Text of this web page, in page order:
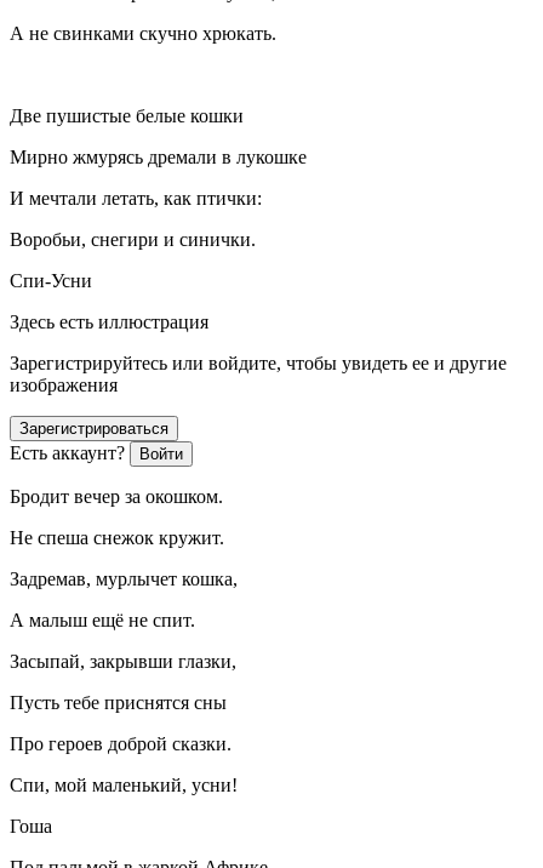
А не свинками скучно хрюкать.
Две пушистые белые кошки
Мирно жмурясь дремали в лукошке
И мечтали летать, как птички:
Воробьи, снегири и синички.
Спи-Усни
Здесь есть иллюстрация
Зарегистрируйтесь или войдите, чтобы увидеть ее и другие
изображения
Зарегистрироваться
Есть аккаунт? Войти
Бродит вечер за окошком.
Не спеша снежок кружит.
Задремав, мурлычет кошка,
А малыш ещё не спит.
Засыпай, закрывши глазки,
Пусть тебе приснятся сны
Про героев доброй сказки.
Спи, мой маленький, усни!
Гоша